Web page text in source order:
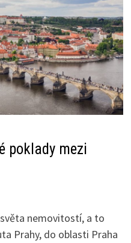
poklady mezi
nemovitostí, a to
Prahy, do oblasti Praha